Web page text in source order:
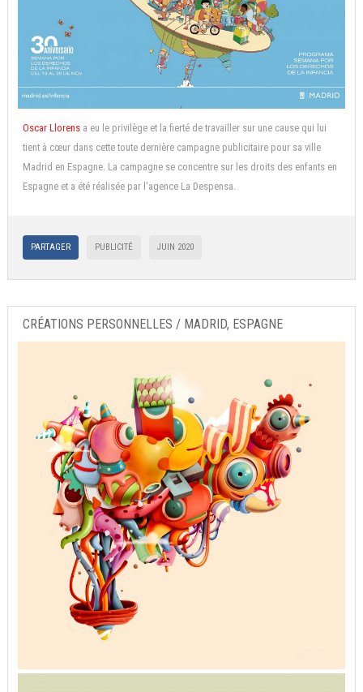
Oscar Llorens a eu le privilège et la fierté de travailler sur une cause qui lui
tient à cœur dans cette toute dernière campagne publicitaire pour sa ville
Madrid en Espagne. La campagne se concentre sur les droits des enfants en
Espagne et a été réalisée par l'agence La Despensa.
PARTAGER PUBLICITÉ JUIN 2020
CRÉATIONS PERSONNELLES / MADRID, ESPAGNE